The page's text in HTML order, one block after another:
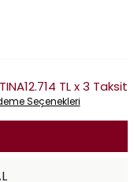
12.714 TL x 3 Taksit
Seçenekleri